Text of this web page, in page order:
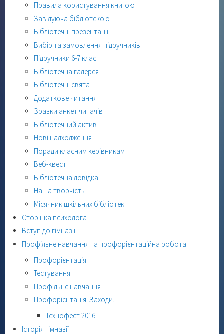
Правила користування книгою
Завідуюча бібліотекою
Бібліотечні презентації
Вибір та замовлення підручників
Підручники 6-7 клас
Бібліотечна галерея
Бібліотечні свята
Додаткове читання
Зразки анкет читачів
Бібліотечний актив
Нові надходження
Поради класним керівникам
Веб-квест
Бібліотечна довідка
Наша творчість
Місячник шкільних бібліотек
Сторінка психолога
Вступ до гімназії
Профільне навчання та профорієнтаційна робота
Профорієнтація
Тестування
Профільне навчання
Профорієнтація. Заходи.
Технофест 2016
Історія гімназії